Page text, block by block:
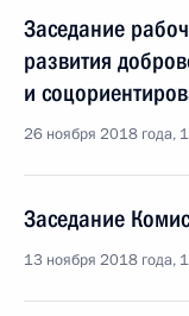
Заседание
развития
и
26 ноября 2018 года,
Заседание
13 ноября 2018 года,